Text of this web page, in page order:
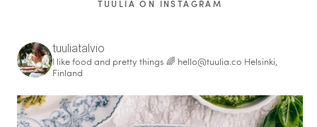
TUULIA ON INSTAGRAM
tuuliatalvio
I like food and pretty things 🌈 hello@tuulia.co Helsinki,
Finland